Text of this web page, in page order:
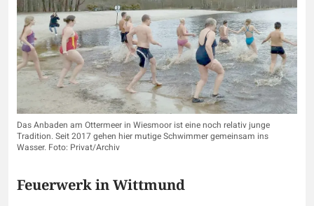
Das Anbaden am Ottermeer in Wiesmoor ist eine noch relativ junge
Tradition. Seit 2017 gehen hier mutige Schwimmer gemeinsam ins
Wasser. Foto: Privat/Archiv
Feuerwerk in Wittmund